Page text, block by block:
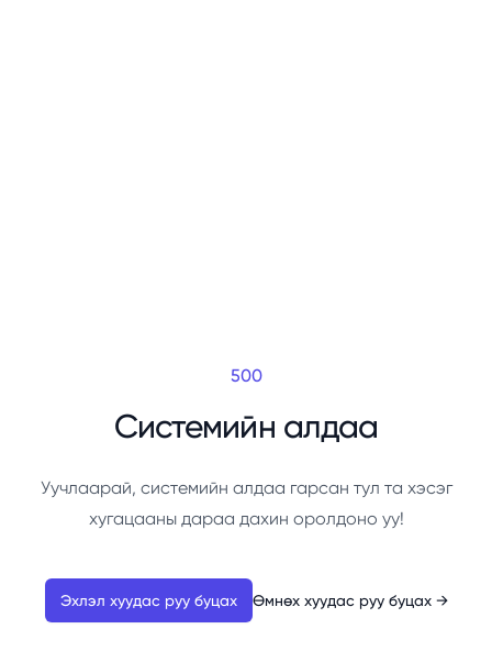
500
Системийн алдаа
Уучлаарай, системийн алдаа гарсан тул та хэсэг
хугацааны дараа дахин оролдоно уу!
Эхлэл хуудас руу буцах Өмнөх хуудас руу буцах →